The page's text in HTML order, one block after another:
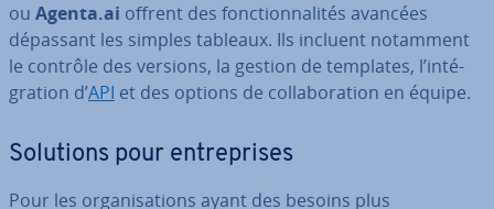
ou Agenta.ai offrent des fonc­tion­na­li­tés avancées
dépassant les simples tableaux. Ils incluent notamment
le contrôle des versions, la gestion de templates, l’in­té­
gra­tion d’API et des options de col­la­bo­ra­tion en équipe.
Solutions pour en­tre­prises
Pour les or­ga­ni­sa­tions ayant des besoins plus